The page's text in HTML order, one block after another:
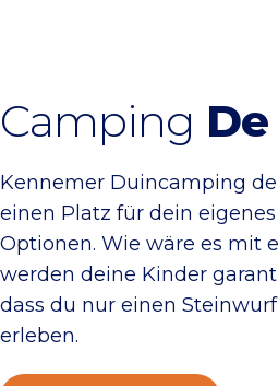
Camping
Kennemer Duincamping
einen Platz für dein
Optionen. Wie wäre es mit
werden deine Kinder
dass du nur einen
erleben.